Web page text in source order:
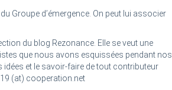
Groupe d’émergence. On peut lui associer
du blog Rezonance. Elle se veut une
que nous avons esquissées pendant nos
et le savoir-faire de tout contributeur
(at) cooperation.net